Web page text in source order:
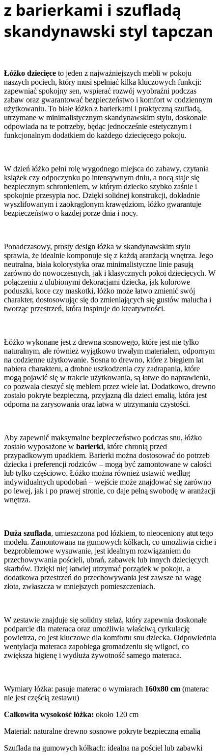
z barierkami i szufladą
skandynawski styl tapczan
Łóżko dziecięce to jeden z najważniejszych mebli w pokoju
naszych pociech, który musi spełniać kilka kluczowych funkcji:
zapewniać spokojny sen, wspierać rozwój wyobraźni podczas
zabaw oraz gwarantować bezpieczeństwo i komfort w codziennym
użytkowaniu. To białe łóżko z barierkami i praktyczną szufladą,
utrzymane w minimalistycznym skandynawskim stylu, doskonale
odpowiada na te potrzeby, będąc jednocześnie estetycznym i
funkcjonalnym dodatkiem do każdego dziecięcego pokoju.
W dzień łóżko pełni rolę wygodnego miejsca do zabawy, czytania
książek czy odpoczynku po intensywnym dniu, a nocą staje się
bezpiecznym schronieniem, w którym dziecko szybko zaśnie i
spokojnie przesypia noc. Dzięki solidnej konstrukcji, dokładnie
wyszlifowanym i zaokrąglonym krawędziom, łóżko gwarantuje
bezpieczeństwo o każdej porze dnia i nocy.
Ponadczasowy, prosty design łóżka w skandynawskim stylu
sprawia, że idealnie komponuje się z każdą aranżacją wnętrza. Jego
neutralna, biała kolorystyka oraz minimalistyczne linie pasują
zarówno do nowoczesnych, jak i klasycznych pokoi dziecięcych. W
połączeniu z ulubionymi dekoracjami dziecka, jak kolorowe
poduszki, koce czy maskotki, łóżko może łatwo zmienić swój
charakter, dostosowując się do zmieniających się gustów malucha i
tworząc przestrzeń, która inspiruje do kreatywności.
Łóżko wykonane jest z drewna sosnowego, które jest nie tylko
naturalnym, ale również wyjątkowo trwałym materiałem, odpornym
na codzienne użytkowanie. Sosna to drewno, które z biegiem lat
nabiera charakteru, a drobne uszkodzenia czy zadrapania, które
mogą pojawić się w trakcie użytkowania, są łatwe do naprawienia,
co pozwala cieszyć się meblem przez wiele lat. Dodatkowo, drewno
zostało pokryte bezpieczną, przyjazną dla dzieci emalią, która jest
odporna na zarysowania oraz łatwa w utrzymaniu czystości.
Aby zapewnić maksymalne bezpieczeństwo podczas snu, łóżko
zostało wyposażone w barierki, które chronią przed
przypadkowym upadkiem. Barierki można dostosować do potrzeb
dziecka i preferencji rodziców – mogą być zamontowane w całości
lub tylko częściowo. Łóżko można również ustawić według
indywidualnych upodobań – wejście może znajdować się zarówno
po lewej, jak i po prawej stronie, co daje pełną swobodę w aranżacji
wnętrza.
Duża szuflada, umieszczona pod łóżkiem, to nieoceniony atut tego
modelu. Zamontowana na gumowych kółkach, co umożliwia ciche i
bezproblemowe wysuwanie, jest idealnym rozwiązaniem do
przechowywania pościeli, ubrań, zabawek lub innych dziecięcych
skarbów. Dzięki niej łatwiej utrzymać porządek w pokoju, a
dodatkowa przestrzeń do przechowywania jest zawsze na wagę
złota, zwłaszcza w mniejszych pomieszczeniach.
W zestawie znajduje się solidny stelaż, który zapewnia doskonałe
podparcie dla materaca oraz umożliwia właściwą cyrkulację
powietrza, co jest kluczowe dla komfortu snu dziecka. Odpowiednia
wentylacja materaca zapobiega gromadzeniu się wilgoci, co
zwiększa higienę i wydłuża żywotność samego materaca.
Wymiary łóżka: pasuje materac o wymiarach 160x80 cm (materac
nie jest częścią zestawu)
Całkowita wysokość łóżka: około 120 cm
Materiał: naturalne drewno sosnowe pokryte bezpieczną emalią
Szuflada na gumowych kółkach: idealna na pościel lub zabawki